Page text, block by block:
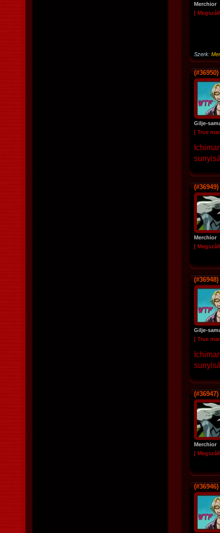
Merchior
[
Szerk:
(#36950)
Gilje-
[ True
(#36949)
Merchior
[
(#36948)
Gilje-
[ True
(#36947)
Merchior
[
(#36946)